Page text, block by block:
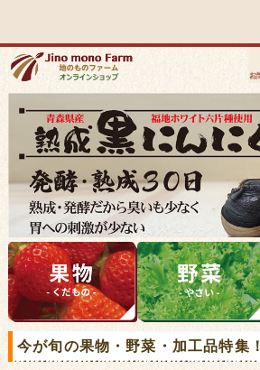
今が旬の果物・野菜・加工品特集！